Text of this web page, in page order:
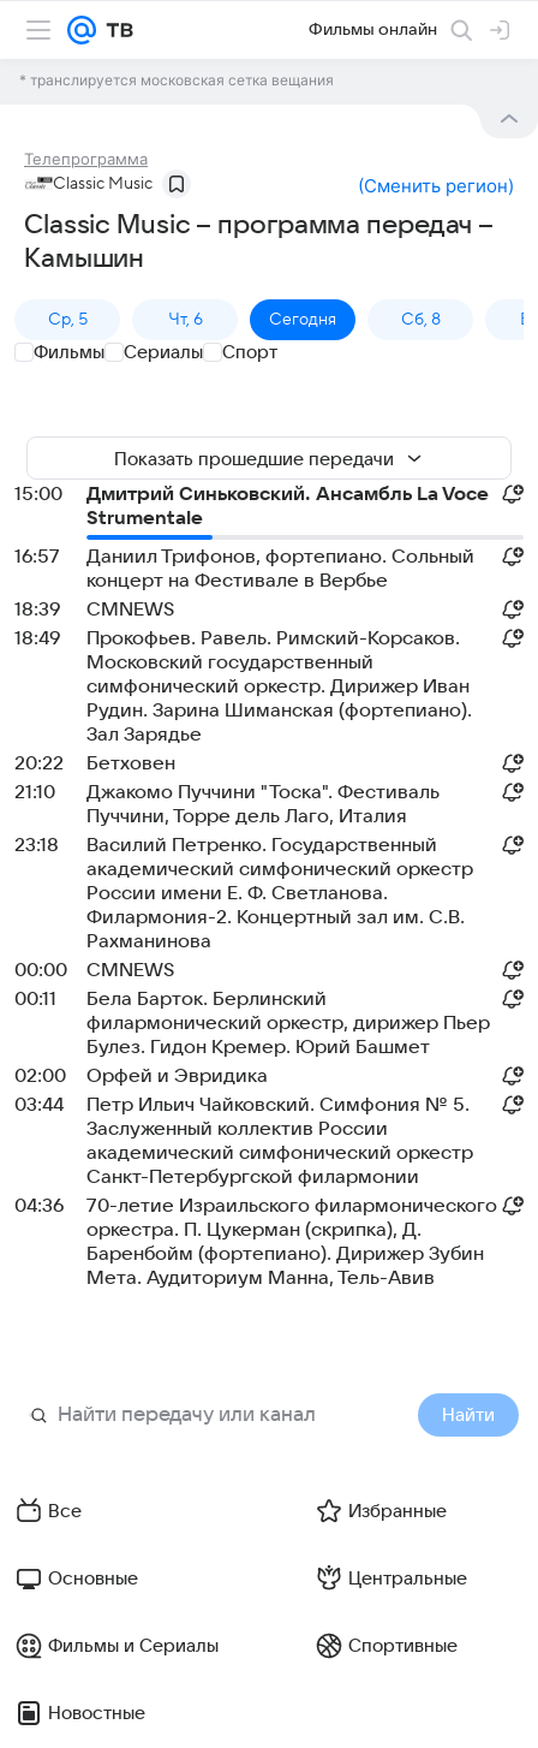
Фильмы онлайн
* транслируется московская сетка вещания
Телепрограмма
Classic Music (Сменить регион)
Classic Music – программа передач –
Камышин
Ср, 5 Чт, 6 Сегодня Сб, 8
Фильмы Сериалы Спорт
Показать прошедшие передачи
15:00
Дмитрий Синьковский. Ансамбль La Voce
Strumentale
16:57
Даниил Трифонов, фортепиано. Сольный
концерт на Фестивале в Вербье
18:39
СМNEWS
18:49
Прокофьев. Равель. Римский-Корсаков.
Московский государственный
симфонический оркестр. Дирижер Иван
Рудин. Зарина Шиманская (фортепиано).
Зал Зарядье
20:22
Бетховен
21:10
Джакомо Пуччини "Тоска". Фестиваль
Пуччини, Торре дель Лаго, Италия
23:18
Василий Петренко. Государственный
академический симфонический оркестр
России имени Е. Ф. Светланова.
Филармония-2. Концертный зал им. С.В.
Рахманинова
00:00
СМNEWS
00:11
Бела Барток. Берлинский
филармонический оркестр, дирижер Пьер
Булез. Гидон Кремер. Юрий Башмет
02:00
Орфей и Эвридика
03:44
Петр Ильич Чайковский. Симфония № 5.
Заслуженный коллектив России
академический симфонический оркестр
Санкт-Петербургской филармонии
04:36
70-летие Израильского филармонического
оркестра. П. Цукерман (скрипка), Д.
Баренбойм (фортепиано). Дирижер Зубин
Мета. Аудиториум Манна, Тель-Авив
Найти
Все Избранные
Основные Центральные
Фильмы и Сериалы Спортивные
Новостные